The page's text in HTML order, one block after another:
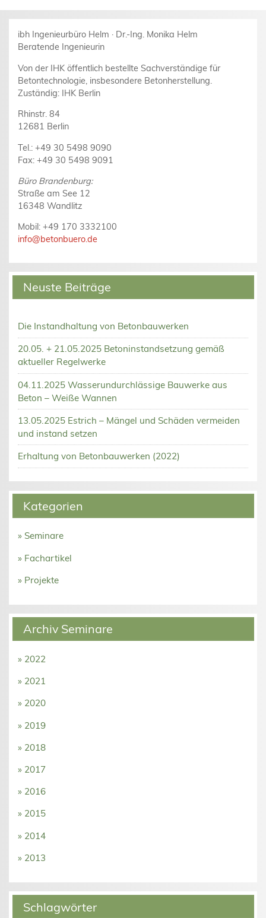
ibh Ingenieurbüro Helm · Dr.-Ing. Monika Helm
Beratende Ingenieurin
Von der IHK öffentlich bestellte Sachverständige für
Betontechnologie, insbesondere Betonherstellung.
Zuständig: IHK Berlin
Rhinstr. 84
12681 Berlin
Tel.: +49 30 5498 9090
Fax: +49 30 5498 9091
Büro Brandenburg:
Straße am See 12
16348 Wandlitz
Mobil: +49 170 3332100
info@betonbuero.de
Neuste Beiträge
Die Instandhaltung von Betonbauwerken
20.05. + 21.05.2025 Betoninstandsetzung gemäß
aktueller Regelwerke
04.11.2025 Wasserundurchlässige Bauwerke aus
Beton – Weiße Wannen
13.05.2025 Estrich – Mängel und Schäden vermeiden
und instand setzen
Erhaltung von Betonbauwerken (2022)
Kategorien
» Seminare
» Fachartikel
» Projekte
Archiv Seminare
» 2022
» 2021
» 2020
» 2019
» 2018
» 2017
» 2016
» 2015
» 2014
» 2013
Schlagwörter